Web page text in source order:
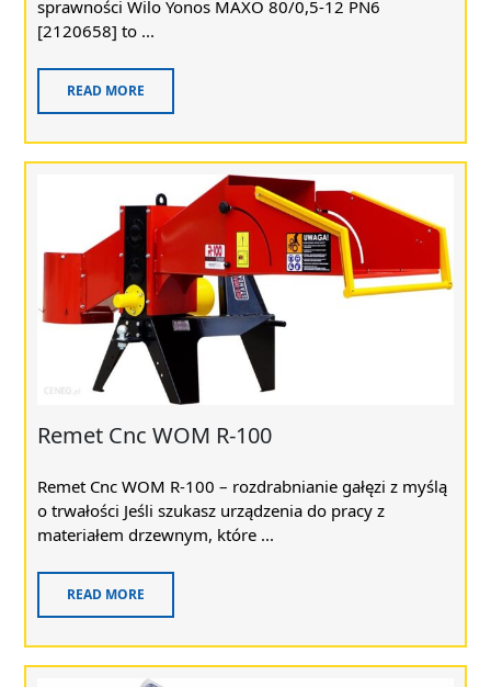
sprawności Wilo Yonos MAXO 80/0,5-12 PN6
[2120658] to ...
READ MORE
Remet Cnc WOM R-100
Remet Cnc WOM R-100 – rozdrabnianie gałęzi z myślą
o trwałości Jeśli szukasz urządzenia do pracy z
materiałem drzewnym, które ...
READ MORE